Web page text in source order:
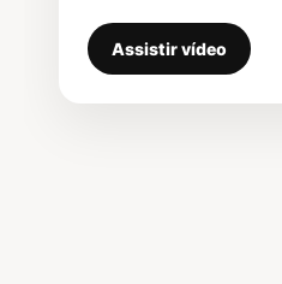
Assistir vídeo